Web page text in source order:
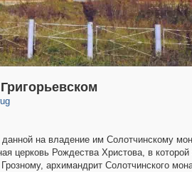
на владение им Солотчинскому
церковь Рождества Христова, в
архимандрит Солотчинского